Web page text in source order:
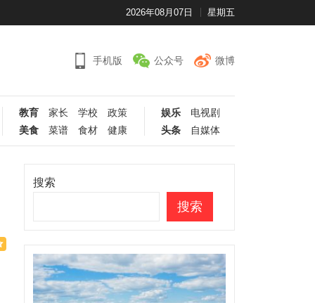
2026年08月07日 星期五
手机版 公众号 微博
教育 家长 学校
政策
美食
菜谱 食材 健康
娱乐
电视剧
头条
自媒体
搜索
搜索